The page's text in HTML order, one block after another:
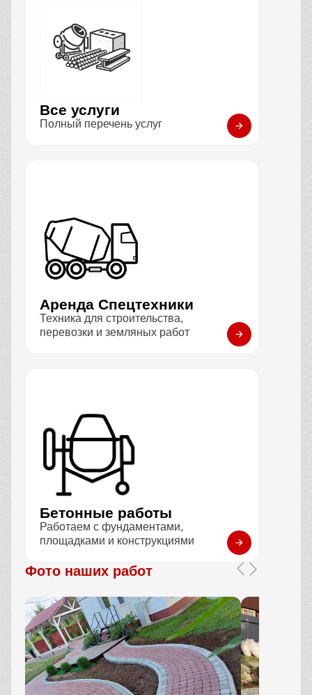
Все услуги
Полный перечень услуг
Аренда Спецтехники
Техника для строительства,
перевозки и земляных работ
Бетонные работы
Работаем с фундаментами,
площадками и конструкциями
Фото наших работ